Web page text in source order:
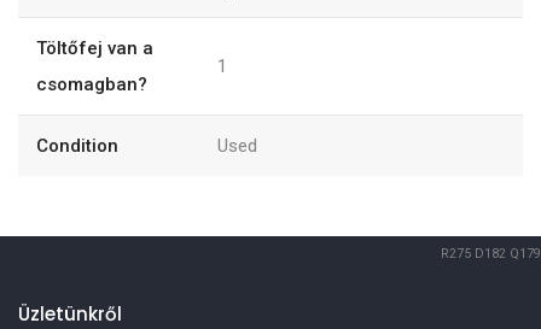
Töltőfej van a
csomagban?
1
Condition Used
R275 D182 Q179
Üzletünkről